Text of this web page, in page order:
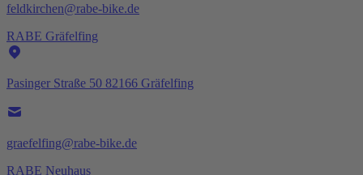
feldkirchen@rabe-bike.de
RABE Gräfelfing
Pasinger Straße 50 82166 Gräfelfing
graefelfing@rabe-bike.de
RABE Neuhaus